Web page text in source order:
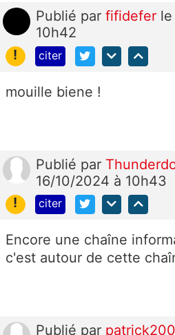
Publié par fifidefer
10h42
!
citer
mouille biene !
Publié par
16/10/2024 à 10h43
!
citer
Encore une chaîne
c'est autour de cette
Publié par